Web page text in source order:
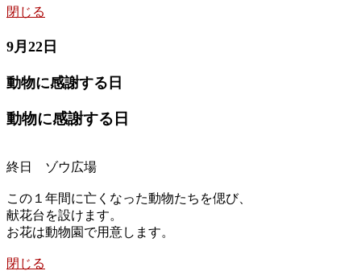
閉じる
9月22日
動物に感謝する日
動物に感謝する日
終日 ゾウ広場
この１年間に亡くなった動物たちを偲び、
献花台を設けます。
お花は動物園で用意します。
閉じる